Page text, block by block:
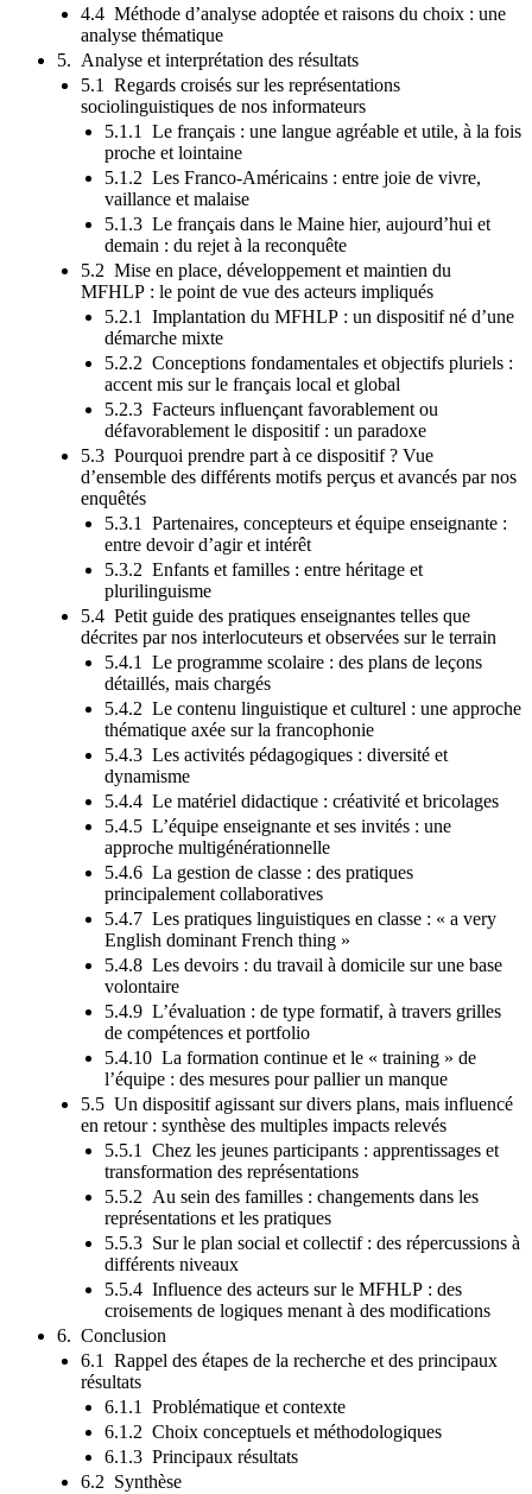
4.4 Méthode d’analyse adoptée et raisons du choix : une
analyse thématique
5. Analyse et interprétation des résultats
5.1 Regards croisés sur les représentations
sociolinguistiques de nos informateurs
5.1.1 Le français : une langue agréable et utile, à la fois
proche et lointaine
5.1.2 Les Franco-Américains : entre joie de vivre,
vaillance et malaise
5.1.3 Le français dans le Maine hier, aujourd’hui et
demain : du rejet à la reconquête
5.2 Mise en place, développement et maintien du
MFHLP : le point de vue des acteurs impliqués
5.2.1 Implantation du MFHLP : un dispositif né d’une
démarche mixte
5.2.2 Conceptions fondamentales et objectifs pluriels :
accent mis sur le français local et global
5.2.3 Facteurs influençant favorablement ou
défavorablement le dispositif : un paradoxe
5.3 Pourquoi prendre part à ce dispositif ? Vue
d’ensemble des différents motifs perçus et avancés par nos
enquêtés
5.3.1 Partenaires, concepteurs et équipe enseignante :
entre devoir d’agir et intérêt
5.3.2 Enfants et familles : entre héritage et
plurilinguisme
5.4 Petit guide des pratiques enseignantes telles que
décrites par nos interlocuteurs et observées sur le terrain
5.4.1 Le programme scolaire : des plans de leçons
détaillés, mais chargés
5.4.2 Le contenu linguistique et culturel : une approche
thématique axée sur la francophonie
5.4.3 Les activités pédagogiques : diversité et
dynamisme
5.4.4 Le matériel didactique : créativité et bricolages
5.4.5 L’équipe enseignante et ses invités : une
approche multigénérationnelle
5.4.6 La gestion de classe : des pratiques
principalement collaboratives
5.4.7 Les pratiques linguistiques en classe : « a very
English dominant French thing »
5.4.8 Les devoirs : du travail à domicile sur une base
volontaire
5.4.9 L’évaluation : de type formatif, à travers grilles
de compétences et portfolio
5.4.10 La formation continue et le « training » de
l’équipe : des mesures pour pallier un manque
5.5 Un dispositif agissant sur divers plans, mais influencé
en retour : synthèse des multiples impacts relevés
5.5.1 Chez les jeunes participants : apprentissages et
transformation des représentations
5.5.2 Au sein des familles : changements dans les
représentations et les pratiques
5.5.3 Sur le plan social et collectif : des répercussions à
différents niveaux
5.5.4 Influence des acteurs sur le MFHLP : des
croisements de logiques menant à des modifications
6. Conclusion
6.1 Rappel des étapes de la recherche et des principaux
résultats
6.1.1 Problématique et contexte
6.1.2 Choix conceptuels et méthodologiques
6.1.3 Principaux résultats
6.2 Synthèse